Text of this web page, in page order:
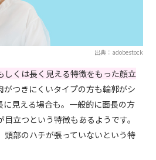
出典：adobestock
しくは長く見える特徴をもった顔立
がつきにくいタイプの方も輪郭がシ
に見える場合も。一般的に面長の方
立つという特徴もあるようです。
頭部のハチが張っていないという特